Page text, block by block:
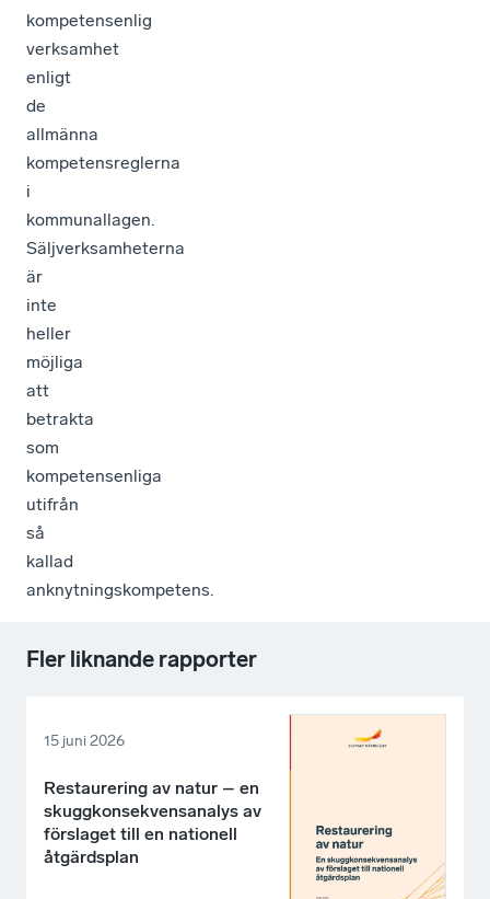
kompetensenlig
verksamhet
enligt
de
allmänna
kompetensreglerna
i
kommunallagen.
Säljverksamheterna
är
inte
heller
möjliga
att
betrakta
som
kompetensenliga
utifrån
så
kallad
anknytningskompetens.
Fler liknande rapporter
15 juni 2026
Restaurering av natur – en
skuggkonsekvensanalys av
förslaget till en nationell
åtgärdsplan